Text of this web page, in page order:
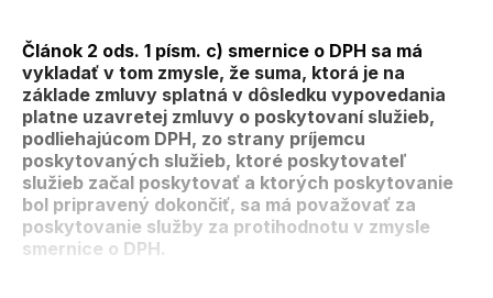
Článok 2 ods. 1 písm. c) smernice o DPH sa má
vykladať v tom zmysle, že suma, ktorá je na
základe zmluvy splatná v dôsledku vypovedania
platne uzavretej zmluvy o poskytovaní služieb,
podliehajúcom DPH, zo strany príjemcu
poskytovaných služieb, ktoré poskytovateľ
služieb začal poskytovať a ktorých poskytovanie
bol pripravený dokončiť, sa má považovať za
poskytovanie služby za protihodnotu v zmysle
smernice o DPH.